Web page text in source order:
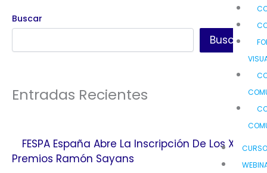
Buscar
Buscar
Entradas Recientes
FESPA España Abre La Inscripción De Los X
Premios Ramón Sayans